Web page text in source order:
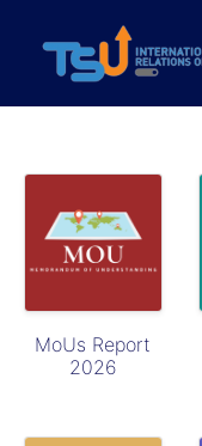
MoUs Report
2026